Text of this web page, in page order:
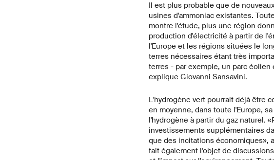
Il est plus probable que de
usines d'ammoniac existantes.
montre l'étude, plus une région
production d'électricité à partir de
l'Europe et les régions situées le
terres nécessaires étant très
terres - par exemple, un parc
explique Giovanni Sansavini.
L'hydrogène vert pourrait déjà être
en moyenne, dans toute l'Europe,
l'hydrogène à partir du gaz naturel.
investissements supplémentaires
que des incitations économiques»,
fait également l'objet de